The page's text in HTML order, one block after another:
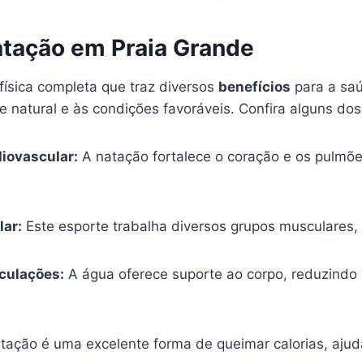
em Praia Grande
completa que traz diversos benefícios para a
natural e às condições favoráveis. Confira alguns
A natação fortalece o coração e os
Este esporte trabalha diversos grupos
A água oferece suporte ao corpo,
é uma excelente forma de queimar calorias,